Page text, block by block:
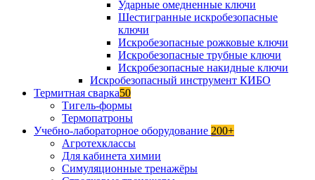
Ударные омедненные ключи
Шестигранные искробезопасные
ключи
Искробезопасные рожковые ключи
Искробезопасные трубные ключи
Искробезопасные накидные ключи
Искробезопасный инструмент КИБО
Термитная сварка50
Тигель-формы
Термопатроны
Учебно-лабораторное оборудование 200+
Агротехклассы
Для кабинета химии
Симуляционные тренажёры